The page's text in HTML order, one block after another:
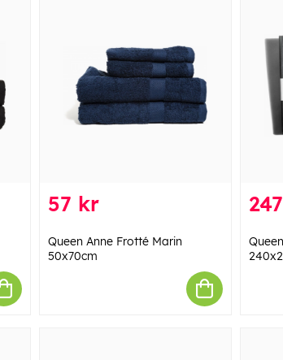
57 kr
Queen Anne Frotté Marin
50x70cm